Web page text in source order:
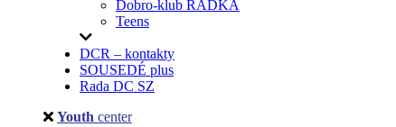
Dobro-klub RADKA
Teens
DCR – kontakty
SOUSEDÉ plus
Rada DC SZ
Youth center